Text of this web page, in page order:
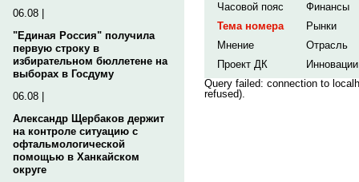
06.08 |
"Единая Россия" получила
первую строку в
избирательном бюллетене на
выборах в Госдуму
06.08 |
Александр Щербаков держит
на контроле ситуацию с
офтальмологической
помощью в Ханкайском
округе
Часовой пояс
Финансы
Тема номера
Рынки
Мнение
Отрасль
Проект ДК
Инновации
Query failed: connection to
refused).